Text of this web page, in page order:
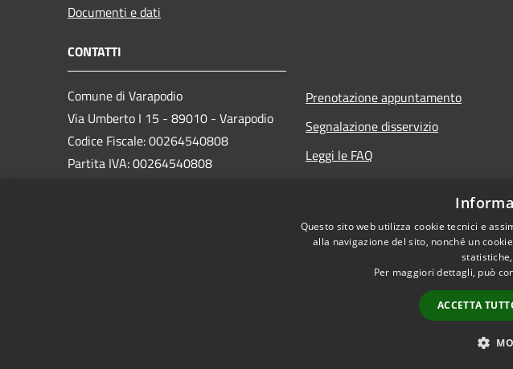
Documenti e dati
CONTATTI
Comune di Varapodio
Via Umberto I 15 - 89010 - Varapodio
Codice Fiscale: 00264540808
Partita IVA: 00264540808
Prenotazione appuntamento
Segnalazione disservizio
Leggi le FAQ
Questo sito web utilizza cookie tecnici e
alla navigazione del sito, nonché un
Per maggiori dettagli, può
ACCETTA